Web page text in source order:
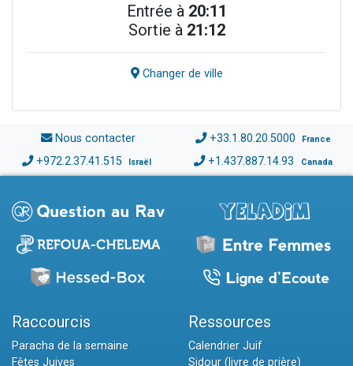
Entrée à 20:11
Sortie à 21:12
Changer de ville
Nous contacter +33.1.80.20.5000 France
+972.2.37.41.515 Israël +1.437.887.14.93 Canada
Raccourcis
Paracha de la semaine
Fêtes Juives
Ressources
Calendrier Juif
Sidour (livre de prière)